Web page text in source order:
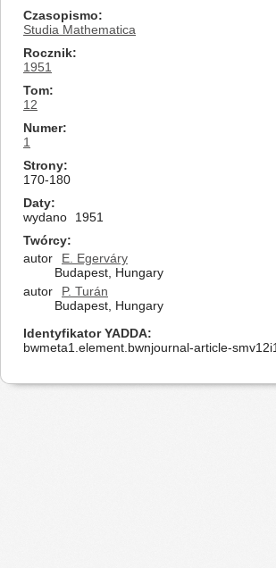
Czasopismo
Studia Mathematica
Rocznik
1951
Tom
12
Numer
1
Strony
170-180
Daty
wydano
1951
Twórcy
autor
E. Egerváry
Budapest, Hungary
autor
P. Turán
Budapest, Hungary
Identyfikator YADDA
bwmeta1.element.bwnjournal-article-